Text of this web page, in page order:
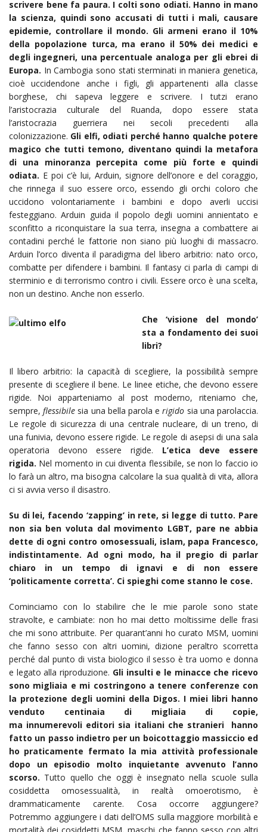
scrivere bene fa paura. I colti sono odiati. Hanno in mano
la scienza, quindi sono accusati di tutti i mali, causare
epidemie, controllare il mondo. Gli armeni erano il 10%
della popolazione turca, ma erano il 50% dei medici e
degli ingegneri, una percentuale analoga per gli ebrei di
Europa. In Cambogia sono stati sterminati in maniera genetica,
cioè uccidendone anche i figli, gli appartenenti alla classe
borghese, chi sapeva leggere e scrivere. I tutzi erano
l’aristocrazia culturale del Ruanda, dopo essere stata
l’aristocrazia guerriera nei secoli precedenti alla
colonizzazione. Gli elfi, odiati perché hanno qualche potere
magico che tutti temono, diventano quindi la metafora
di una minoranza percepita come più forte e quindi
odiata. E poi c’è lui, Arduin, signore dell’onore e del coraggio,
che rinnega il suo essere orco, essendo gli orchi coloro che
uccidono volontariamente i bambini e dopo averli uccisi
festeggiano. Arduin guida il popolo degli uomini annientato e
sconfitto a riconquistare la sua terra, insegna a combattere ai
contadini perché le fattorie non siano più luoghi di massacro.
Arduin l’orco diventa il paradigma del libero arbitrio: nato orco,
combatte per difendere i bambini. Il fantasy ci parla di campi di
sterminio e di terrorismo contro i civili. Essere orco è una scelta,
non un destino. Anche non esserlo.
Che ‘visione del mondo’
sta a fondamento dei suoi
libri?
Il libero arbitrio: la capacità di scegliere, la possibilità sempre
presente di scegliere il bene. Le linee etiche, che devono essere
rigide. Noi apparteniamo al post moderno, riteniamo che,
sempre,flessibile sia una bella parola erigido sia una parolaccia.
Le regole di sicurezza di una centrale nucleare, di un treno, di
una funivia, devono essere rigide. Le regole di asepsi di una sala
operatoria devono essere rigide. L’etica deve essere
rigida. Nel momento in cui diventa flessibile, se non lo faccio io
lo farà un altro, ma bisogna calcolare la sua qualità di vita, allora
ci si avvia verso il disastro.
Su di lei, facendo ‘zapping’ in rete, si legge di tutto. Pare
non sia ben voluta dal movimento LGBT, pare ne abbia
dette di ogni contro omosessuali, islam, papa Francesco,
indistintamente. Ad ogni modo, ha il pregio di parlar
chiaro in un tempo di ignavi e di non essere
‘politicamente corretta’. Ci spieghi come stanno le cose.
Cominciamo con lo stabilire che le mie parole sono state
stravolte, e cambiate: non ho mai detto moltissime delle frasi
che mi sono attribuite. Per quarant’anni ho curato MSM, uomini
che fanno sesso con altri uomini, dizione peraltro scorretta
perché dal punto di vista biologico il sesso è tra uomo e donna
e legato alla riproduzione. Gli insulti e le minacce che ricevo
sono migliaia e mi costringono a tenere conferenze con
la protezione degli uomini della Digos. I miei libri hanno
venduto centinaia di migliaia di copie,
ma innumerevoli editori sia italiani che stranieri hanno
fatto un passo indietro per un boicottaggio massiccio ed
ho praticamente fermato la mia attività professionale
dopo un episodio molto inquietante avvenuto l’anno
scorso. Tutto quello che oggi è insegnato nella scuole sulla
cosiddetta omosessualità, in realtà omoerotismo, è
drammaticamente carente. Cosa occorre aggiungere?
Potremmo aggiungere i dati dell’OMS sulla maggiore morbilità e